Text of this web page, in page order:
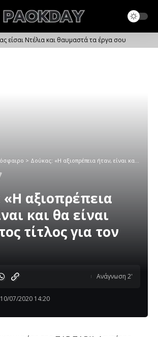
είσαι Ντέλια και θαυμαστά τα έργα σου
> Δούκας: «Η αξιοπρέπεια ήταν, είναι και θα είναι υπέρτατος τίτλος για τον ΠΑΟΚ»
αξιοπρέπεια
και θα είναι
τίτλος για τον
10/07/2020 14:20
Ανάγνωση 2'